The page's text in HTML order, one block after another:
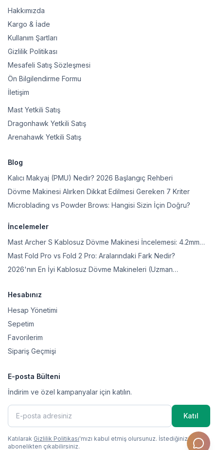
Hakkımızda
Kargo & İade
Kullanım Şartları
Gizlilik Politikası
Mesafeli Satış Sözleşmesi
Ön Bilgilendirme Formu
İletişim
Mast Yetkili Satış
Dragonhawk Yetkili Satış
Arenahawk Yetkili Satış
Blog
Kalıcı Makyaj (PMU) Nedir? 2026 Başlangıç Rehberi
Dövme Makinesi Alırken Dikkat Edilmesi Gereken 7 Kriter
Microblading vs Powder Brows: Hangisi Sizin İçin Doğru?
İncelemeler
Mast Archer S Kablosuz Dövme Makinesi İncelemesi: 4.2mm
Stroke Gücü
Mast Fold Pro vs Fold 2 Pro: Aralarındaki Fark Nedir?
2026'nın En İyi Kablosuz Dövme Makineleri (Uzman
Hesabınız
Hesap Yönetimi
Sepetim
Favorilerim
Sipariş Geçmişi
E-posta Bülteni
İndirim ve özel kampanyalar için katılın.
Katıl
Katılarak Gizlilik Politikası'mızı kabul etmiş olursunuz. İstediğiniz zaman
abonelikten çıkabilirsiniz.